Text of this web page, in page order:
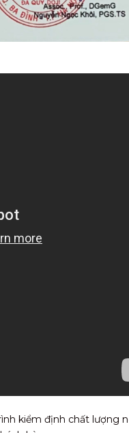
kiểm định chất lượng